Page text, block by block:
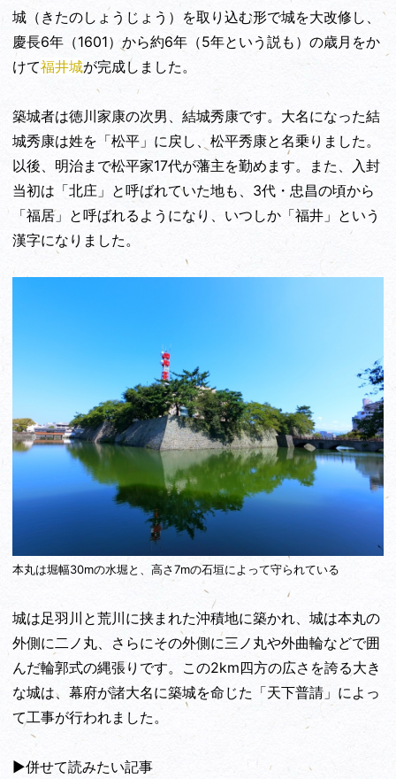
城（きたのしょうじょう）を取り込む形で城を大改修し、
慶長6年（1601）から約6年（5年という説も）の歳月をか
けて福井城が完成しました。
築城者は徳川家康の次男、結城秀康です。大名になった結
城秀康は姓を「松平」に戻し、松平秀康と名乗りました。
以後、明治まで松平家17代が藩主を勤めます。また、入封
当初は「北庄」と呼ばれていた地も、3代・忠昌の頃から
「福居」と呼ばれるようになり、いつしか「福井」という
漢字になりました。
本丸は堀幅30mの水堀と、高さ7mの石垣によって守られている
城は足羽川と荒川に挟まれた沖積地に築かれ、城は本丸の
外側に二ノ丸、さらにその外側に三ノ丸や外曲輪などで囲
んだ輪郭式の縄張りです。この2km四方の広さを誇る大き
な城は、幕府が諸大名に築城を命じた「天下普請」によっ
て工事が行われました。
▶︎併せて読みたい記事